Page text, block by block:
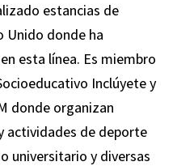
estancias de
Unido donde ha
esta línea. Es miembro
Inclúyete y
donde organizan
actividades de deporte
universitario y diversas